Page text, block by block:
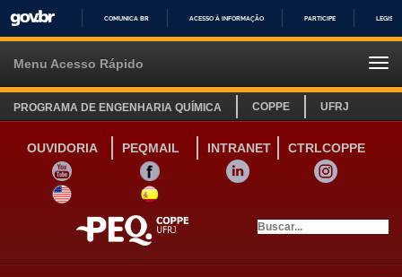
IR
COMUNICA BR ACESSO À INFORMAÇÃO PARTICIPE
Menu Acesso Rápido
PROGRAMA DE ENGENHARIA QUÍMICA COPPE UFRJ
OUVIDORIA PEQMAIL INTRANET
CTRLCOPPE
YOUTUBE
FACEBOOK LINKEDIN
INSTAGRAM
SITE INGLÊS
LINK SITE ESPANHOL